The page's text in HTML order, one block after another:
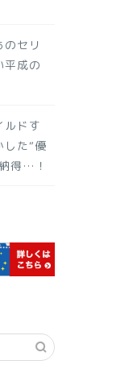
のセリ
平成の
ルドす
した“優
得…！